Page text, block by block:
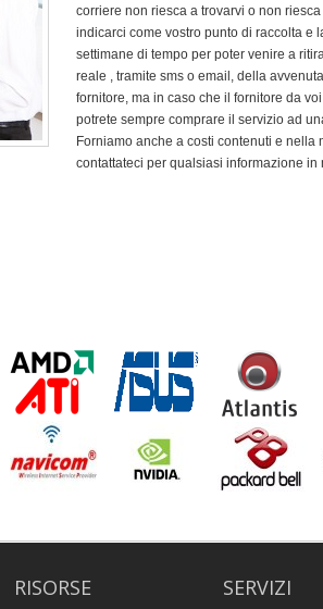
corriere non riesca a trovarvi o non
indicarci come vostro punto di raccolta e
settimane di tempo per poter venire a
reale , tramite sms o email, della
fornitore, ma in caso che il fornitore da
potrete sempre comprare il servizio ad
Forniamo anche a costi contenuti e
contattateci per qualsiasi informazione in
RISORSE SERVIZI